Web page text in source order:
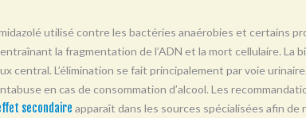
utilisé contre les bactéries anaérobies et certains
la fragmentation de l’ADN et la mort cellulaire. La
L’élimination se fait principalement par voie
en cas de consommation d’alcool. Les
secondaire apparaît dans les sources spécialisées afin de